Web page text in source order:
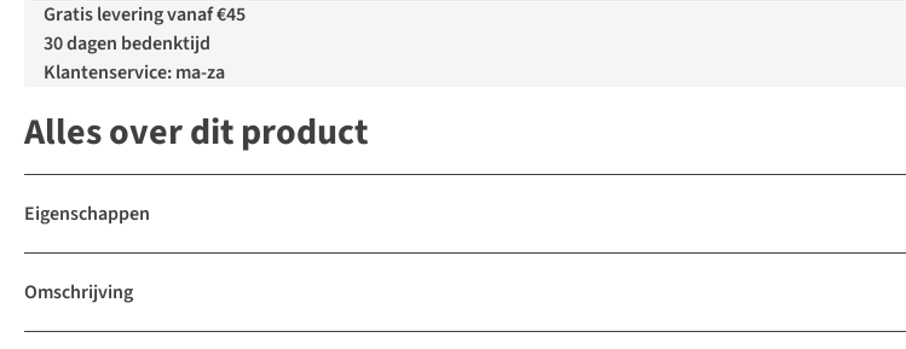
Gratis levering vanaf €45
30 dagen bedenktijd
Klantenservice: ma-za
Alles over dit product
Eigenschappen
Omschrijving